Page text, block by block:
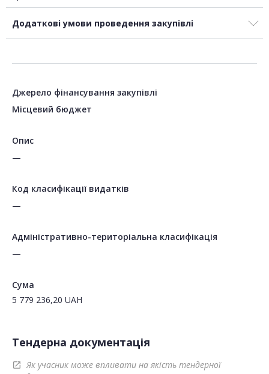
Додаткові умови проведення закупівлі
Джерело фінансування закупівлі
Місцевий бюджет
Опис
—
Код класифікації видатків
—
Адміністративно-територіальна класифікація
—
Сума
5 779 236,20 UAH
Тендерна документація
open_in_new
Як учасник може впливати на якість тендерної